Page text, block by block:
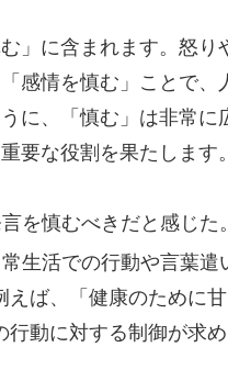
」に含まれます。怒
感情を慎む」ことで
に、「慎む」は非常
要な役割を果たします。
を慎むべきだと感じた。
生活での行動や言葉
えば、「健康のために
動に対する制御が求め